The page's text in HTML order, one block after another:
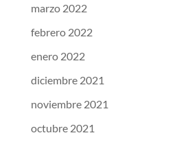
marzo 2022
febrero 2022
enero 2022
diciembre 2021
noviembre 2021
octubre 2021